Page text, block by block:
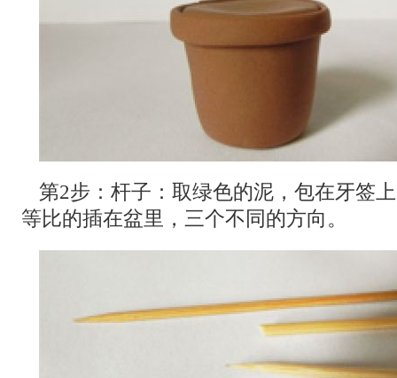
第2步：杆子：取绿色的泥，包在牙签
等比的插在盆里，三个不同的方向。